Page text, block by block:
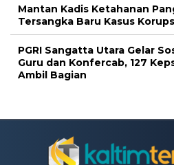
Mantan Kadis Ketahanan
Tersangka Baru Kasus
PGRI Sangatta Utara Gelar
Guru dan Konfercab, 127
Ambil Bagian